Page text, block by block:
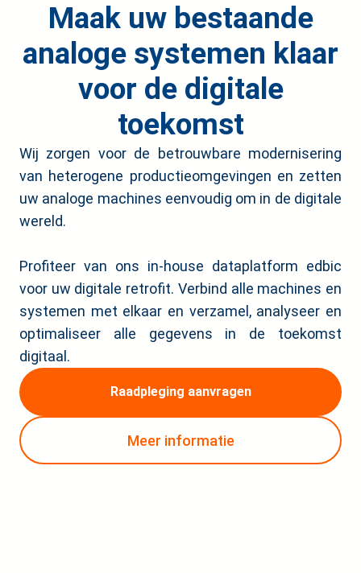
Maak uw bestaande
analoge systemen klaar
voor de digitale
toekomst
Wij zorgen voor de betrouwbare modernisering
van heterogene productieomgevingen en zetten
uw analoge machines eenvoudig om in de digitale
wereld.
Profiteer van ons in-house dataplatform edbic
voor uw digitale retrofit. Verbind alle machines en
systemen met elkaar en verzamel, analyseer en
optimaliseer alle gegevens in de toekomst
digitaal.
Raadpleging aanvragen
Meer informatie